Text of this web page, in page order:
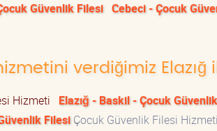
Güvenlik Filesi Cebeci - Çocuk
verdiğimiz Elazığ
Hizmeti Elazığ - Baskil - Çocuk
FilesiÇocuk Güvenlik Filesi Hizmeti